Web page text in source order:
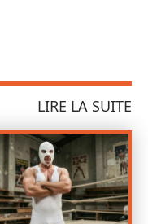
LIRE LA SUITE